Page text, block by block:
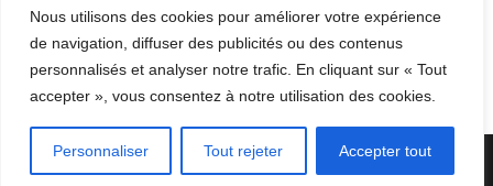
Nous utilisons des cookies pour améliorer votre expérience
de navigation, diffuser des publicités ou des contenus
personnalisés et analyser notre trafic. En cliquant sur « Tout
accepter », vous consentez à notre utilisation des cookies.
Personnaliser Tout rejeter Accepter tout
Commentaires récents
Aucun commentaire à afficher.